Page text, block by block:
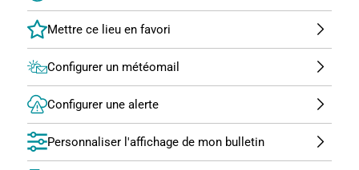
Configurer un météomail
Configurer une alerte
Personnaliser l'affichage de mon bulletin